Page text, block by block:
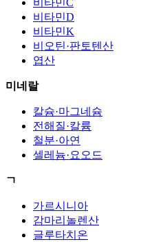
비타민D
비타민K
비오틴·판토텐산
엽산
미네랄
칼슘·마그네슘
전해질·칼륨
철분·아연
셀레늄·요오드
ㄱ
가르시니아
감마리놀렌산
글루타치온